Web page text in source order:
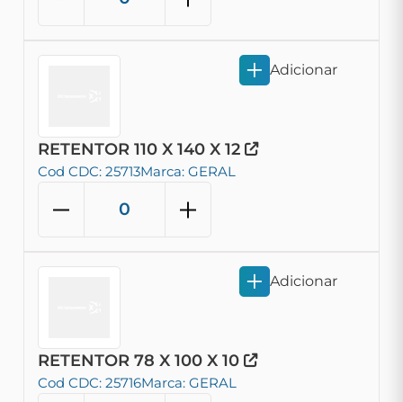
RETENTOR 110 X 140 X 12
Cod CDC: 25713Marca: GERAL
Adicionar
RETENTOR 78 X 100 X 10
Cod CDC: 25716Marca: GERAL
Adicionar